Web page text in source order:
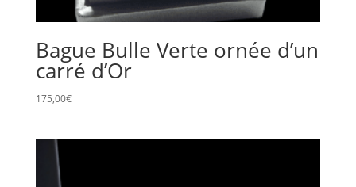
Bague Bulle Verte ornée d’un
carré d’Or
175,00€